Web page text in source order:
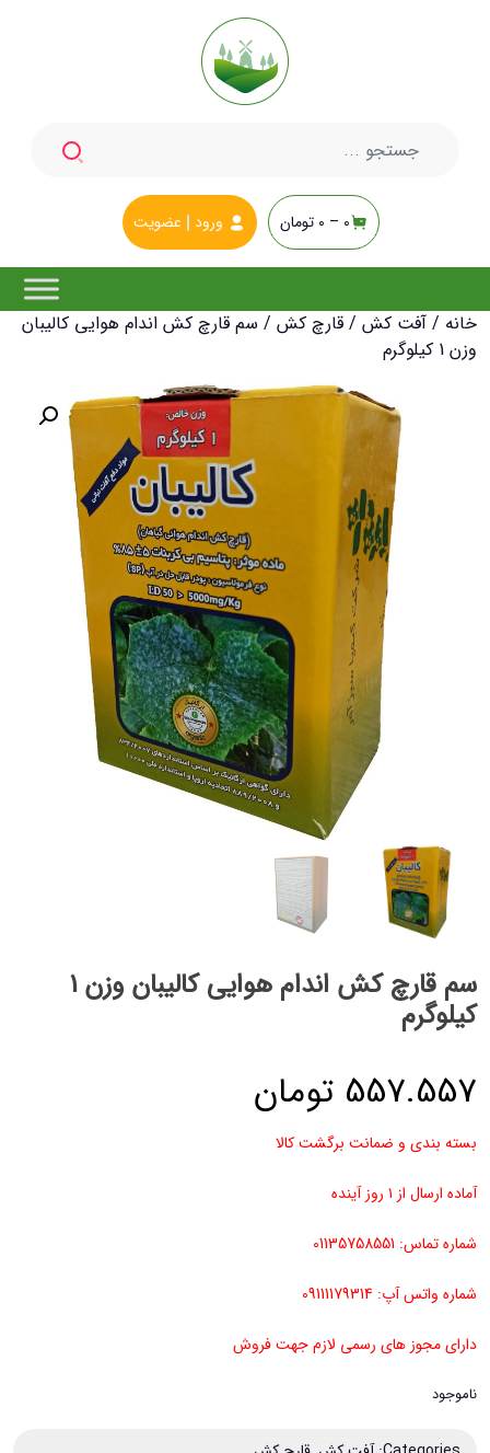
0 –
0 تومان ورود عضویت
خانه / آفت کش / قارچ کش / سم قارچ کش اندام هوایی کالیبان
وزن 1 کیلوگرم
سم قارچ کش اندام هوایی کالیبان وزن 1
کیلوگرم
557.557 تومان
بسته بندی و ضمانت برگشت کالا
آماده ارسال از ۱ روز آینده
شماره تماس: 01135758551
شماره واتس آپ: 09111179314
دارای مجوز های رسمی لازم جهت فروش
ناموجود